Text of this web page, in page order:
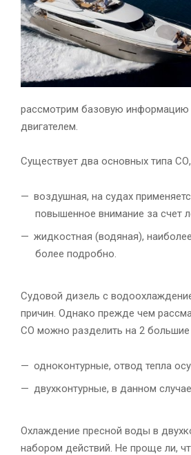
рассмотрим базовую информацию
двигателем.
Существует два основных типа
воздушная, на судах
повышенное внимание за счет
жидкостная (водяная),
более подробно.
Судовой дизель с
причин. Однако прежде чем
СО можно разделить на 2 большие
одноконтурные, отвод тепла
двухконтурные, в данном
Охлаждение пресной воды в
набором действий. Не проще ли,